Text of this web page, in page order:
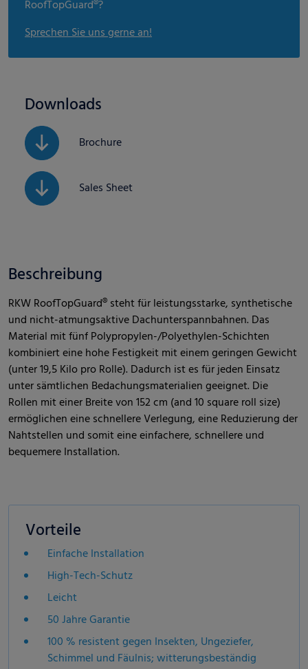
RoofTopGuard®?
Sprechen Sie uns gerne an!
Downloads
Brochure
Sales Sheet
Beschreibung
RKW RoofTopGuard® steht für leistungsstarke, synthetische
und nicht-atmungsaktive Dachunterspannbahnen. Das
Material mit fünf Polypropylen-/Polyethylen-Schichten
kombiniert eine hohe Festigkeit mit einem geringen Gewicht
(unter 19,5 Kilo pro Rolle). Dadurch ist es für jeden Einsatz
unter sämtlichen Bedachungsmaterialien geeignet. Die
Rollen mit einer Breite von 152 cm (and 10 square roll size)
ermöglichen eine schnellere Verlegung, eine Reduzierung der
Nahtstellen und somit eine einfachere, schnellere und
bequemere Installation.
Vorteile
Einfache Installation
High-Tech-Schutz
Leicht
50 Jahre Garantie
100 % resistent gegen Insekten, Ungeziefer,
Schimmel und Fäulnis; witterungsbeständig